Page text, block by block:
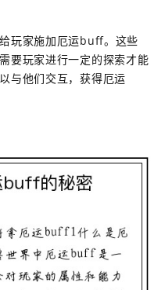
玩家施加厄运buff。这些
要玩家进行一定的探索才能
与他们交互，获得厄运